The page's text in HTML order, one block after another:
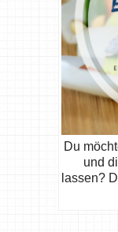
Du
und
lassen?